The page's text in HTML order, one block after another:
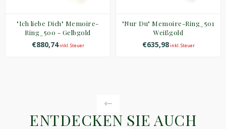
"Ich liebe Dich" Memoire-
Ring_500 - Gelbgold
€880,74inkl. Steuer
"Nur Du" Memoire-Ring_501
Weißgold
€635,98inkl. Steuer
ENTDECKEN SIE AUCH